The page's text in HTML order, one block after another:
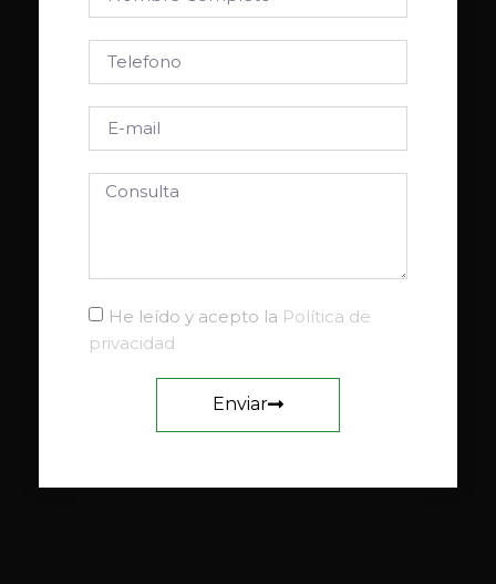
He leído y acepto la Política de
privacidad
Enviar